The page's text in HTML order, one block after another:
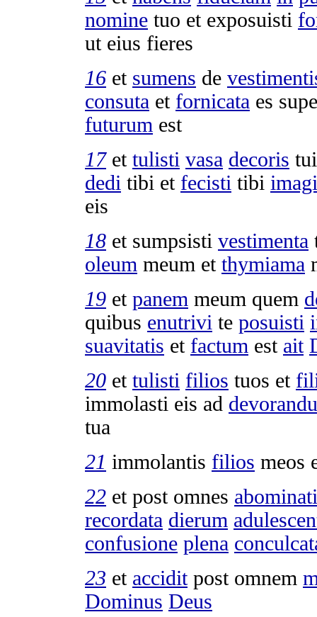
nomine tuo et exposuisti
ut eius fieres
16 et sumens de
consuta et fornicata es
futurum est
17et tulisti vasa decoris
dedi tibi et fecisti tibi
eis
18 et sumpsisti vestimenta
oleum meum et thymiama
19 et panem meum quem
quibus enutrivi te posuisti
suavitatis et factum est ait
20 et tulisti filios tuos et
immolasti eis ad
tua
21 immolantis filios meos
22 et post omnes
recordata dierum
confusione plena
23 et acciditpost omnem
Dominus Deus